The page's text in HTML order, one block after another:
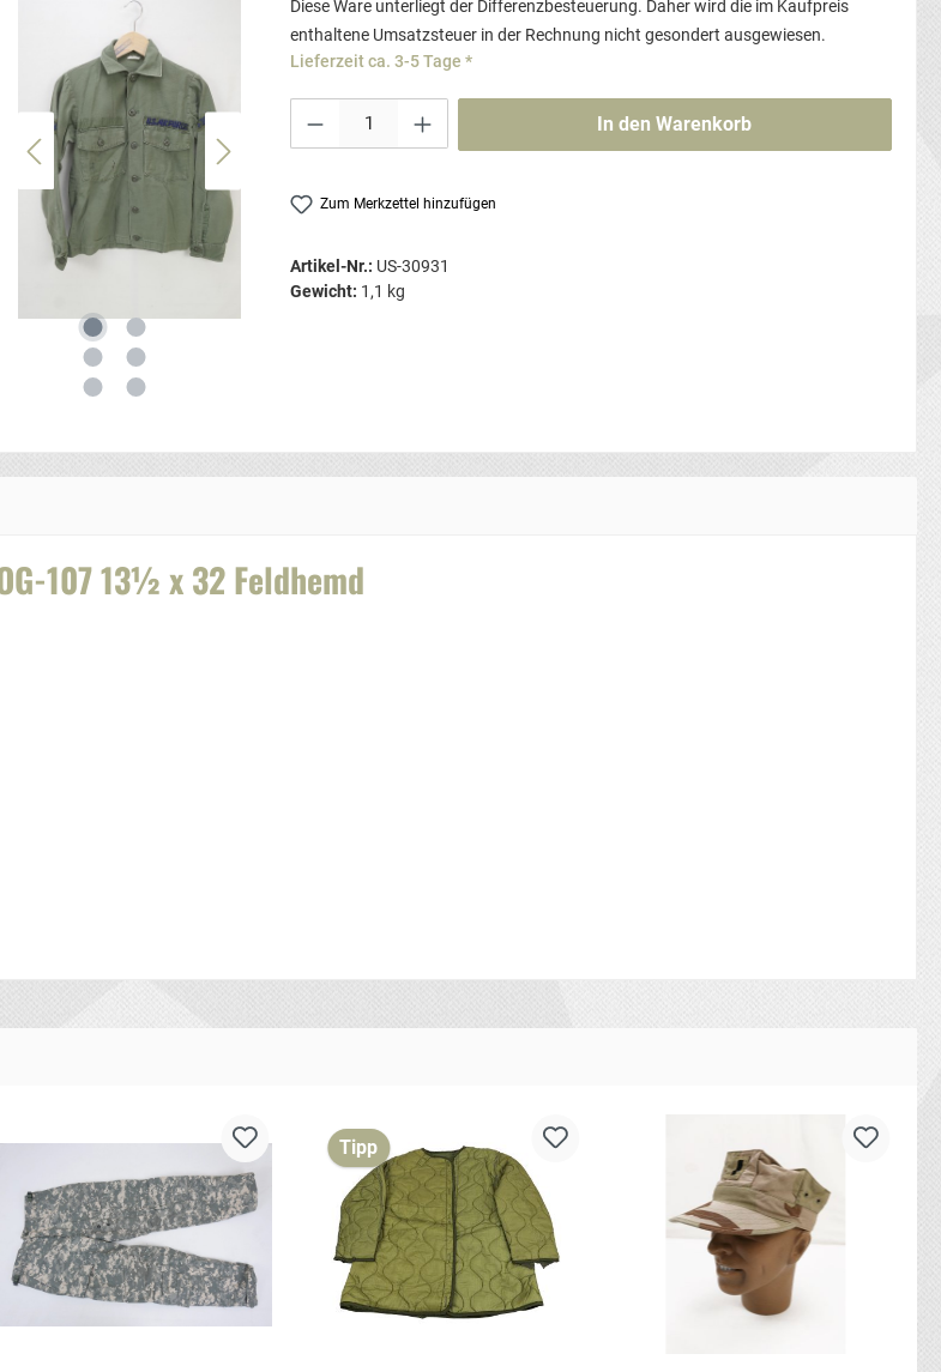
Diese Ware unterliegt der Differenzbesteuerung. Daher wird die im Kaufpreis
enthaltene Umsatzsteuer in der Rechnung nicht gesondert ausgewiesen.
Lieferzeit ca. 3-5 Tage *
In den Warenkorb
Zum Merkzettel hinzufügen
Artikel-Nr.: US-30931
Gewicht: 1,1 kg
107 13½ x 32 Feldhemd
Tipp